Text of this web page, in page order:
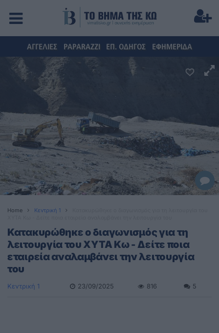
ΑΓΓΕΛΙΕΣ PAPARAZZI ΕΠ. ΟΔΗΓΟΣ ΕΦΗΜΕΡΙΔΑ
Home Κεντρική 1
Κατακυρώθηκε ο διαγωνισμός για τη
λειτουργία του ΧΥΤΑ Κω - Δείτε ποια
εταιρεία αναλαμβάνει την λειτουργία
του
Κεντρική 1 23/09/2025 816 5